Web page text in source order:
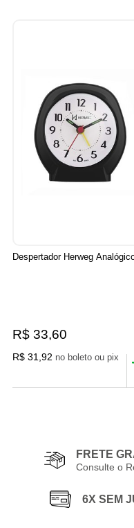
Despertador Herweg
R$ 33,60
R$ 31,92 no boleto ou pix
FRETE
Consulte o
6X SEM